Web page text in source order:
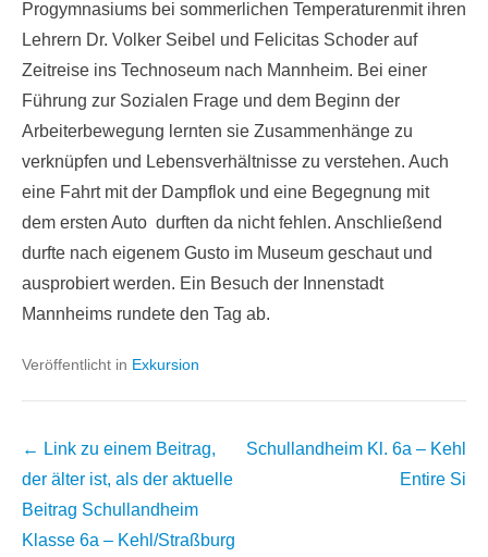
Progymnasiums bei sommerlichen Temperaturenmit ihren
Lehrern Dr. Volker Seibel und Felicitas Schoder auf
Zeitreise ins Technoseum nach Mannheim. Bei einer
Führung zur Sozialen Frage und dem Beginn der
Arbeiterbewegung lernten sie Zusammenhänge zu
verknüpfen und Lebensverhältnisse zu verstehen. Auch
eine Fahrt mit der Dampflok und eine Begegnung mit
dem ersten Auto durften da nicht fehlen. Anschließend
durfte nach eigenem Gusto im Museum geschaut und
ausprobiert werden. Ein Besuch der Innenstadt
Mannheims rundete den Tag ab.
Veröffentlicht in Exkursion
Beitrags
Übersicht
← Link zu einem Beitrag,
der älter ist, als der aktuelle
Beitrag Schullandheim
Klasse 6a – Kehl/Straßburg
Schullandheim Kl. 6a – Kehl
Entire Si